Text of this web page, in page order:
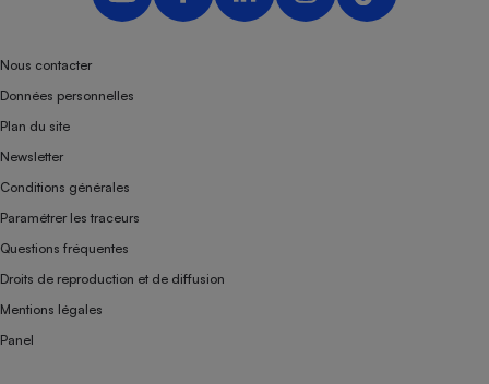
Nous contacter
Données personnelles
Plan du site
Newsletter
Conditions générales
Paramétrer les traceurs
Questions fréquentes
Droits de reproduction et de diffusion
Mentions légales
Panel